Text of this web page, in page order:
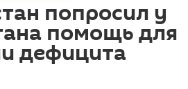
попросил у
помощь для
дефицита